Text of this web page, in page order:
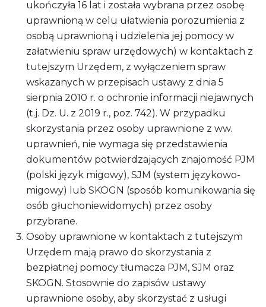
ukończyła 16 lat i została wybrana przez osobę
uprawnioną w celu ułatwienia porozumienia z
osobą uprawnioną i udzielenia jej pomocy w
załatwieniu spraw urzędowych) w kontaktach z
tutejszym Urzędem, z wyłączeniem spraw
wskazanych w przepisach ustawy z dnia 5
sierpnia 2010 r. o ochronie informacji niejawnych
(t.j. Dz. U. z 2019 r., poz. 742). W przypadku
skorzystania przez osoby uprawnione z ww.
uprawnień, nie wymaga się przedstawienia
dokumentów potwierdzających znajomość PJM
(polski język migowy), SJM (system językowo-
migowy) lub SKOGN (sposób komunikowania się
osób głuchoniewidomych) przez osoby
przybrane.
Osoby uprawnione w kontaktach z tutejszym
Urzędem mają prawo do skorzystania z
bezpłatnej pomocy tłumacza PJM, SJM oraz
SKOGN. Stosownie do zapisów ustawy
uprawnione osoby, aby skorzystać z usługi